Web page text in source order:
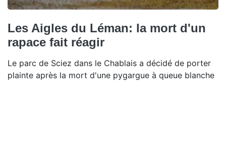
Les Aigles du Léman: la mort d'un
rapace fait réagir
Le parc de Sciez dans le Chablais a décidé de porter
plainte après la mort d'une pygargue à queue blanche